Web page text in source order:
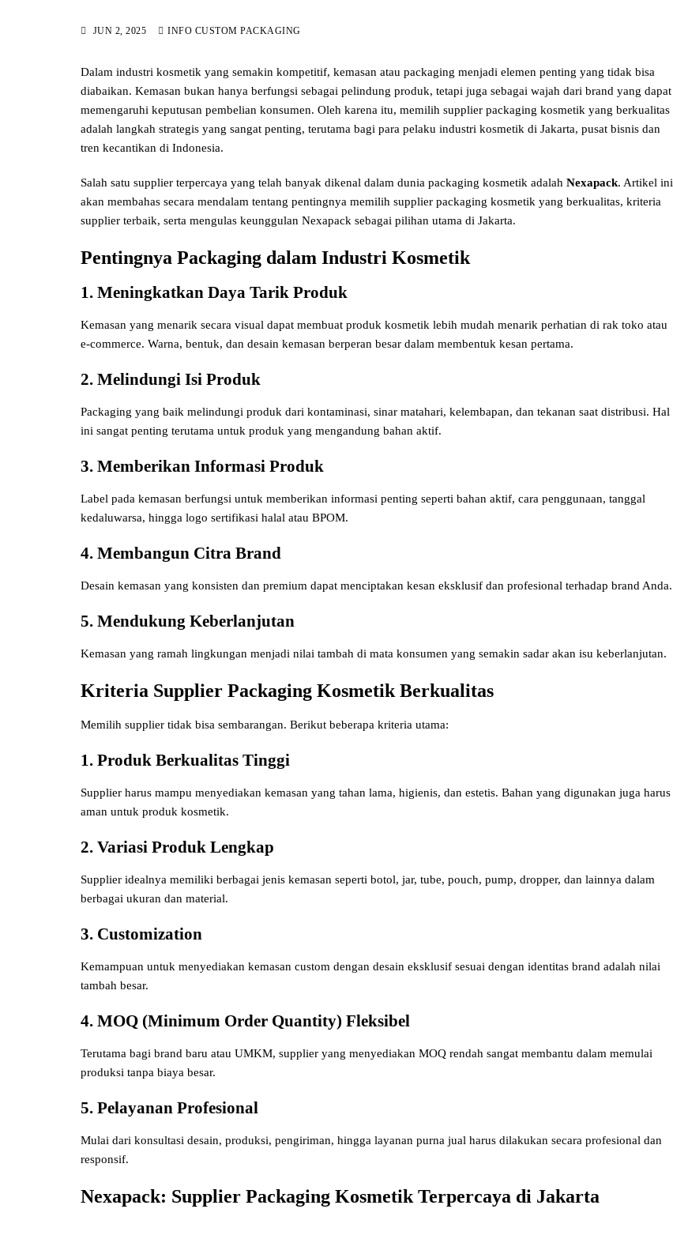
JUN 2, 2025 INFO CUSTOM PACKAGING
Dalam industri kosmetik yang semakin kompetitif, kemasan atau packaging menjadi elemen penting yang tidak bisa
diabaikan. Kemasan bukan hanya berfungsi sebagai pelindung produk, tetapi juga sebagai wajah dari brand yang dapat
memengaruhi keputusan pembelian konsumen. Oleh karena itu, memilih supplier packaging kosmetik yang berkualitas
adalah langkah strategis yang sangat penting, terutama bagi para pelaku industri kosmetik di Jakarta, pusat bisnis dan
tren kecantikan di Indonesia.
Salah satu supplier terpercaya yang telah banyak dikenal dalam dunia packaging kosmetik adalah Nexapack. Artikel ini
akan membahas secara mendalam tentang pentingnya memilih supplier packaging kosmetik yang berkualitas, kriteria
supplier terbaik, serta mengulas keunggulan Nexapack sebagai pilihan utama di Jakarta.
Pentingnya Packaging dalam Industri Kosmetik
1. Meningkatkan Daya Tarik Produk
Kemasan yang menarik secara visual dapat membuat produk kosmetik lebih mudah menarik perhatian di rak toko atau
e-commerce. Warna, bentuk, dan desain kemasan berperan besar dalam membentuk kesan pertama.
2. Melindungi Isi Produk
Packaging yang baik melindungi produk dari kontaminasi, sinar matahari, kelembapan, dan tekanan saat distribusi. Hal
ini sangat penting terutama untuk produk yang mengandung bahan aktif.
3. Memberikan Informasi Produk
Label pada kemasan berfungsi untuk memberikan informasi penting seperti bahan aktif, cara penggunaan, tanggal
kedaluwarsa, hingga logo sertifikasi halal atau BPOM.
4. Membangun Citra Brand
Desain kemasan yang konsisten dan premium dapat menciptakan kesan eksklusif dan profesional terhadap brand Anda.
5. Mendukung Keberlanjutan
Kemasan yang ramah lingkungan menjadi nilai tambah di mata konsumen yang semakin sadar akan isu keberlanjutan.
Kriteria Supplier Packaging Kosmetik Berkualitas
Memilih supplier tidak bisa sembarangan. Berikut beberapa kriteria utama:
1. Produk Berkualitas Tinggi
Supplier harus mampu menyediakan kemasan yang tahan lama, higienis, dan estetis. Bahan yang digunakan juga harus
aman untuk produk kosmetik.
2. Variasi Produk Lengkap
Supplier idealnya memiliki berbagai jenis kemasan seperti botol, jar, tube, pouch, pump, dropper, dan lainnya dalam
berbagai ukuran dan material.
3. Customization
Kemampuan untuk menyediakan kemasan custom dengan desain eksklusif sesuai dengan identitas brand adalah nilai
tambah besar.
4. MOQ (Minimum Order Quantity) Fleksibel
Terutama bagi brand baru atau UMKM, supplier yang menyediakan MOQ rendah sangat membantu dalam memulai
produksi tanpa biaya besar.
5. Pelayanan Profesional
Mulai dari konsultasi desain, produksi, pengiriman, hingga layanan purna jual harus dilakukan secara profesional dan
responsif.
Nexapack: Supplier Packaging Kosmetik Terpercaya di Jakarta